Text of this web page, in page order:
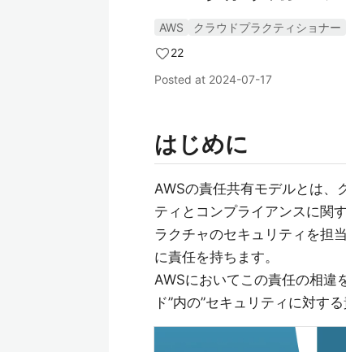
AWS クラウドプラクティショナー
22
Posted at 2024-07-17
はじめに
AWSの責任共有モデルとは、
ティとコンプライアンスに関
ラクチャのセキュリティを担
に責任を持ちます。
AWSにおいてこの責任の相違
ド”内の”セキュリティに対す